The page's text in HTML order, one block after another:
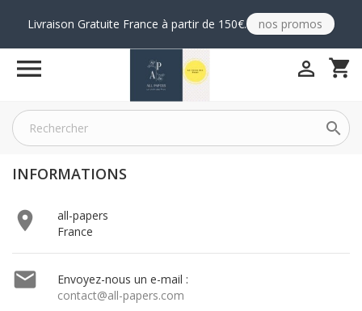
Livraison Gratuite France à partir de 150€. nos promos
 shopping_cart


INFORMATIONS

all-papers
France

Envoyez-nous un e-mail :
contact@all-papers.com